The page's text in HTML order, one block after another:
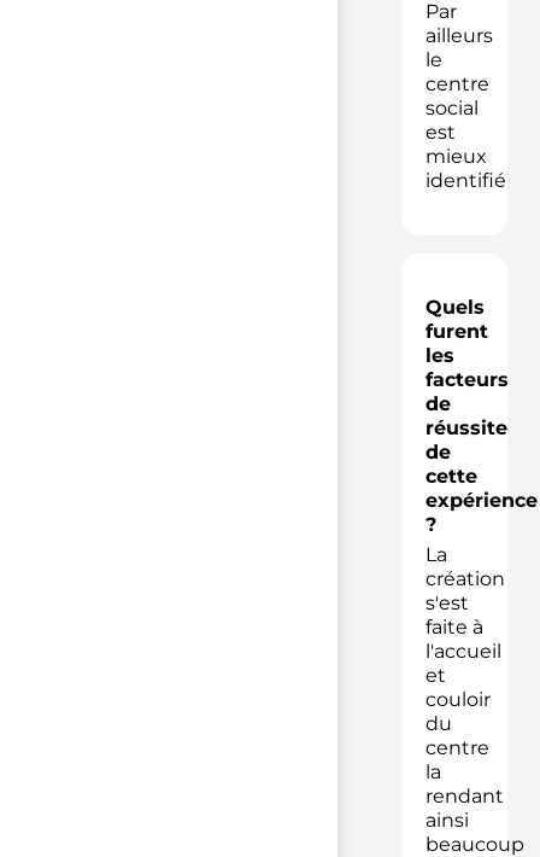
Par
ailleurs
le
centre
social
est
mieux
identifié
Quels
furent
les
facteurs
de
réussite
de
cette
expérience
?
La
création
s'est
faite à
l'accueil
et
couloir
du
centre
la
rendant
ainsi
beaucoup